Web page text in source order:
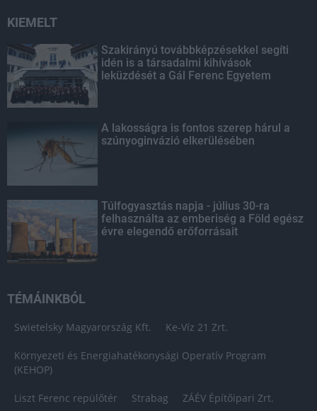
KIEMELT
Szakirányú továbbképzésekkel segíti
idén is a társadalmi kihívások
leküzdését a Gál Ferenc Egyetem
A lakosságra is fontos szerep hárul a
szúnyoginvázió elkerülésében
Túlfogyasztás napja - július 30-ra
felhasználta az emberiség a Föld egész
évre elegendő erőforrásait
TÉMÁINKBÓL
Swietelsky Magyarország Kft. Ke-Víz 21 Zrt.
Környezeti és Energiahatékonysági Operatív Program
(KEHOP)
Liszt Ferenc repülőtér Strabag ZÁÉV Építőipari Zrt.